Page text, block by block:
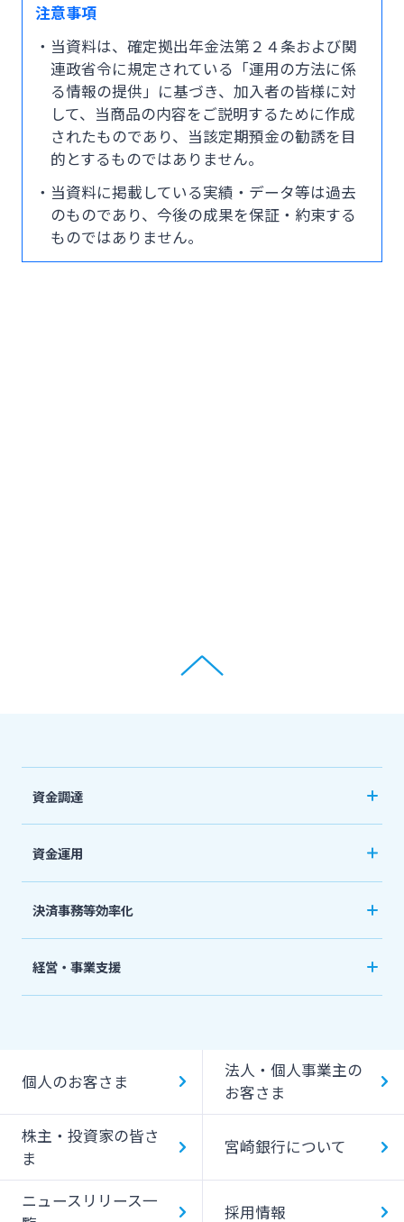
保証申込サービス
外国送金依頼書作成サービス
閉じる
採用情報
お問い合わせ先一覧
注意事項
・当資料は、確定拠出年金法第２４条および関
連政省令に規定されている「運用の方法に係
る情報の提供」に基づき、加入者の皆様に対
して、当商品の内容をご説明するために作成
されたものであり、当該定期預金の勧誘を目
的とするものではありません。
・当資料に掲載している実績・データ等は過去
のものであり、今後の成果を保証・約束する
ものではありません。
資金調達
事業資金・経営サポート
農業事業者サポート
私募債
その他
資金運用
外貨預金
投資信託
決済事務等効率化
みやぎん「でんさいサービス」
変更届出書作成サービス
代金回収サービス
経営・事業支援
みやぎん Big Advance
ビジネスマッチング
SDGs宣言企業紹介
個人のお客さま
法人・個人事業主の
お客さま
株主・投資家の皆さ
ま
宮崎銀行について
ニュースリリース一
採用情報